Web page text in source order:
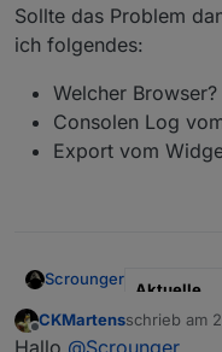
Sollte das Problem
ich folgendes:
Welcher Browser?
Consolen Log
Export vom
Scrounger
Aktuelle
Test
Offline
CKMartensschrieb am
zuletzt